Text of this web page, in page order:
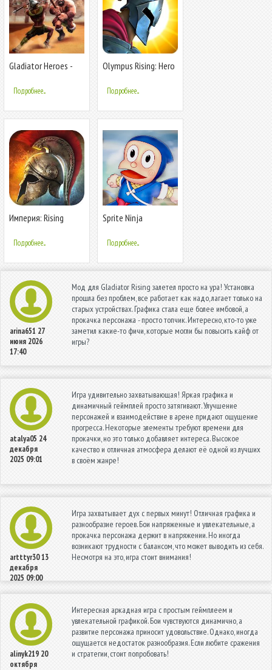
Gladiator Heroes -
Подробнее...
Olympus Rising: Hero
Стратегическая игра
Подробнее...
Империя: Rising
Подробнее...
Sprite Ninja
Подробнее...
arina651 27
июня 2026
17:40
Мод для Gladiator Rising залетел просто на ура! Установка
прошла без проблем, все работает как надо, лагает только на
старых устройствах. Графика стала еще более имбовой, а
прокачка персонажа - просто топчик. Интересно, кто-то уже
заметил какие-то фичи, которые могли бы повысить кайф от
игры?
atalya05 24
декабря
2025 09:01
Игра удивительно захватывающая! Яркая графика и
динамичный геймплей просто затягивают. Улучшение
персонажей и взаимодействие в арене придают ощущение
прогресса. Некоторые элементы требуют времени для
прокачки, но это только добавляет интереса. Высокое
качество и отличная атмосфера делают её одной из лучших
в своём жанре!
artttyr3013
декабря
2025 09:00
Игра захватывает дух с первых минут! Отличная графика и
разнообразие героев. Бои напряженные и увлекательные, а
прокачка персонажа держит в напряжении. Но иногда
возникают трудности с балансом, что может выводить из себя.
Несмотря на это, игра стоит внимания!
alinyk219 20
октября
Интересная аркадная игра с простым геймплеем и
увлекательной графикой. Бои чувствуются динамично, а
развитие персонажа приносит удовольствие. Однако, иногда
ощущается недостаток разнообразия. Если любите сражения
и стратегии, стоит попробовать!